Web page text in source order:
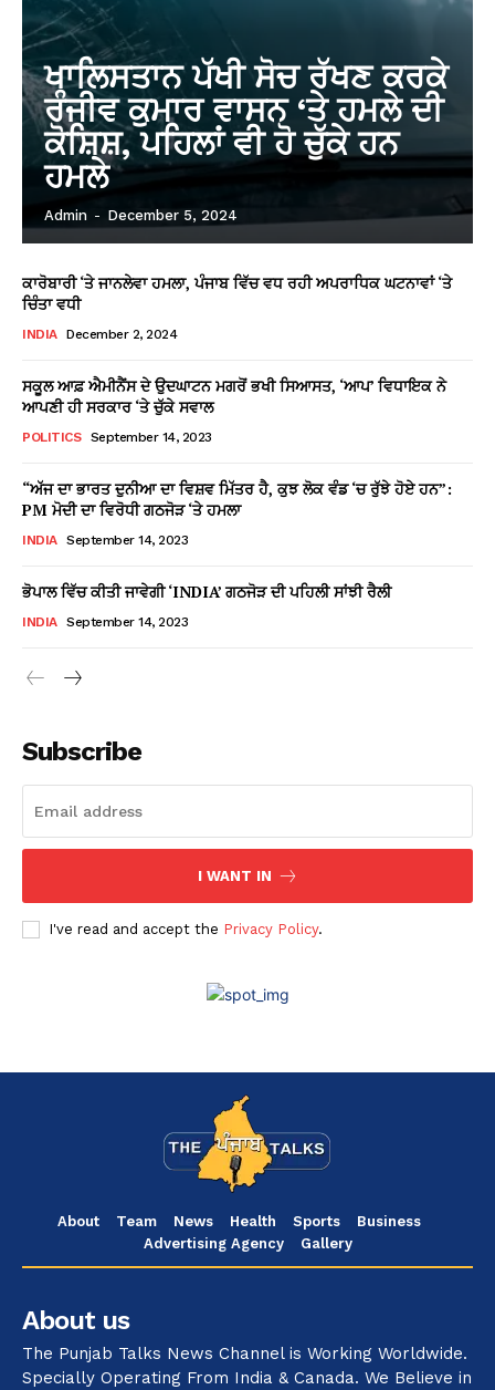
ਖਾਲਿਸਤਾਨ ਪੱਖੀ ਸੋਚ ਰੱਖਣ ਕਰਕੇ
ਰੰਜੀਵ ਕੁਮਾਰ ਵਾਸਨ ‘ਤੇ ਹਮਲੇ ਦੀ
ਕੋਸ਼ਿਸ਼, ਪਹਿਲਾਂ ਵੀ ਹੋ ਚੁੱਕੇ ਹਨ
ਹਮਲੇ
Admin - December 5, 2024
ਕਾਰੋਬਾਰੀ ‘ਤੇ ਜਾਨਲੇਵਾ ਹਮਲਾ, ਪੰਜਾਬ ਵਿੱਚ ਵਧ ਰਹੀ ਅਪਰਾਧਿਕ ਘਟਨਾਵਾਂ ‘ਤੇ
ਚਿੰਤਾ ਵਧੀ
INDIA December 2, 2024
ਸਕੂਲ ਆਫ਼ ਐਮੀਨੈਂਸ ਦੇ ਉਦਘਾਟਨ ਮਗਰੋਂ ਭਖੀ ਸਿਆਸਤ, ‘ਆਪ’ ਵਿਧਾਇਕ ਨੇ
ਆਪਣੀ ਹੀ ਸਰਕਾਰ ‘ਤੇ ਚੁੱਕੇ ਸਵਾਲ
POLITICS September 14, 2023
“ਅੱਜ ਦਾ ਭਾਰਤ ਦੁਨੀਆ ਦਾ ਵਿਸ਼ਵ ਮਿੱਤਰ ਹੈ, ਕੁਝ ਲੋਕ ਵੰਡ ‘ਚ ਰੁੱਝੇ ਹੋਏ ਹਨ”:
PM ਮੋਦੀ ਦਾ ਵਿਰੋਧੀ ਗਠਜੋੜ ‘ਤੇ ਹਮਲਾ
INDIA September 14, 2023
ਭੋਪਾਲ ਵਿੱਚ ਕੀਤੀ ਜਾਵੇਗੀ ‘INDIA’ ਗਠਜੋੜ ਦੀ ਪਹਿਲੀ ਸਾਂਝੀ ਰੈਲੀ
INDIA September 14, 2023
Subscribe
I WANT IN
I've read and accept the Privacy Policy.
About Team News Health Sports
Business
Advertising Agency
Gallery
About us
The Punjab Talks News Channel is Working Worldwide.
Specially Operating From India & Canada. We Believe in